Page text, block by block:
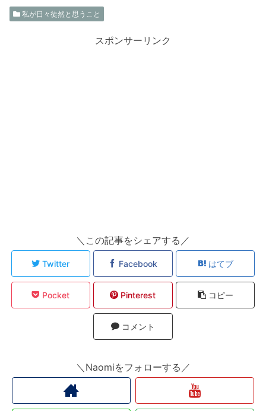
私が日々徒然と思うこと
スポンサーリンク
＼この記事をシェアする／
Twitter Facebook はてブ
Pocket Pinterest コピー
コメント
＼Naomiをフォローする／